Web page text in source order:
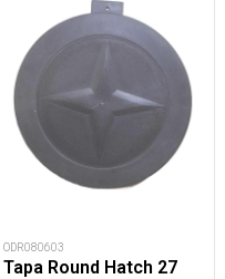
ODR080603
Tapa Round Hatch 27